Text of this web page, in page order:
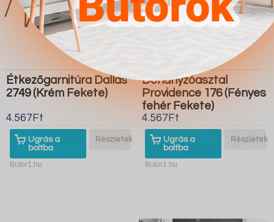
Étkezőgarnitúra Dallas
2749 (Krém Fekete)
4.567Ft
Ugrás a
boltba
Részletek
Butor1.hu
Dohányzóasztal
Providence 176 (Fényes
fehér Fekete)
4.567Ft
Ugrás a
boltba
Részletek
Butor1.hu